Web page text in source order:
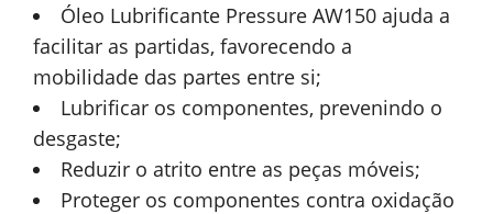
Óleo Lubrificante Pressure AW150 ajuda a
facilitar as partidas, favorecendo a
mobilidade das partes entre si;
Lubrificar os componentes, prevenindo o
desgaste;
Reduzir o atrito entre as peças móveis;
Proteger os componentes contra oxidação